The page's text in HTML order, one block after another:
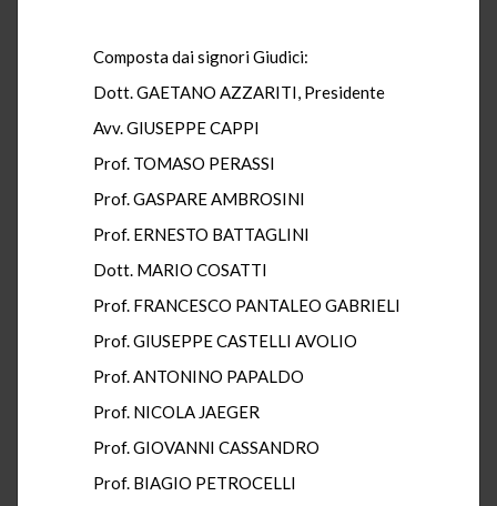
Composta dai signori Giudici:
Dott. GAETANO AZZARITI, Presidente
Avv. GIUSEPPE CAPPI
Prof. TOMASO PERASSI
Prof. GASPARE AMBROSINI
Prof. ERNESTO BATTAGLINI
Dott. MARIO COSATTI
Prof. FRANCESCO PANTALEO GABRIELI
Prof. GIUSEPPE CASTELLI AVOLIO
Prof. ANTONINO PAPALDO
Prof. NICOLA JAEGER
Prof. GIOVANNI CASSANDRO
Prof. BIAGIO PETROCELLI